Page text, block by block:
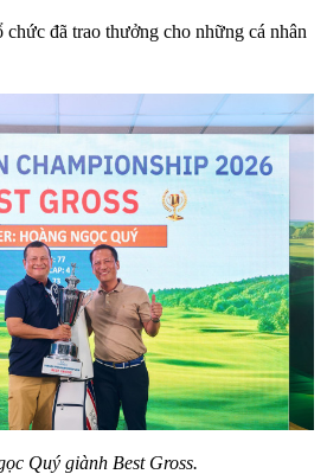
đã trao thưởng cho những cá nhân
Quý giành Best Gross.